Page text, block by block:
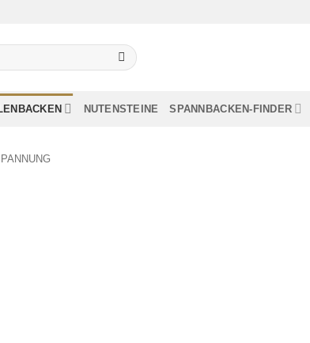
NUTENSTEINE SPANNBACKEN-FINDER